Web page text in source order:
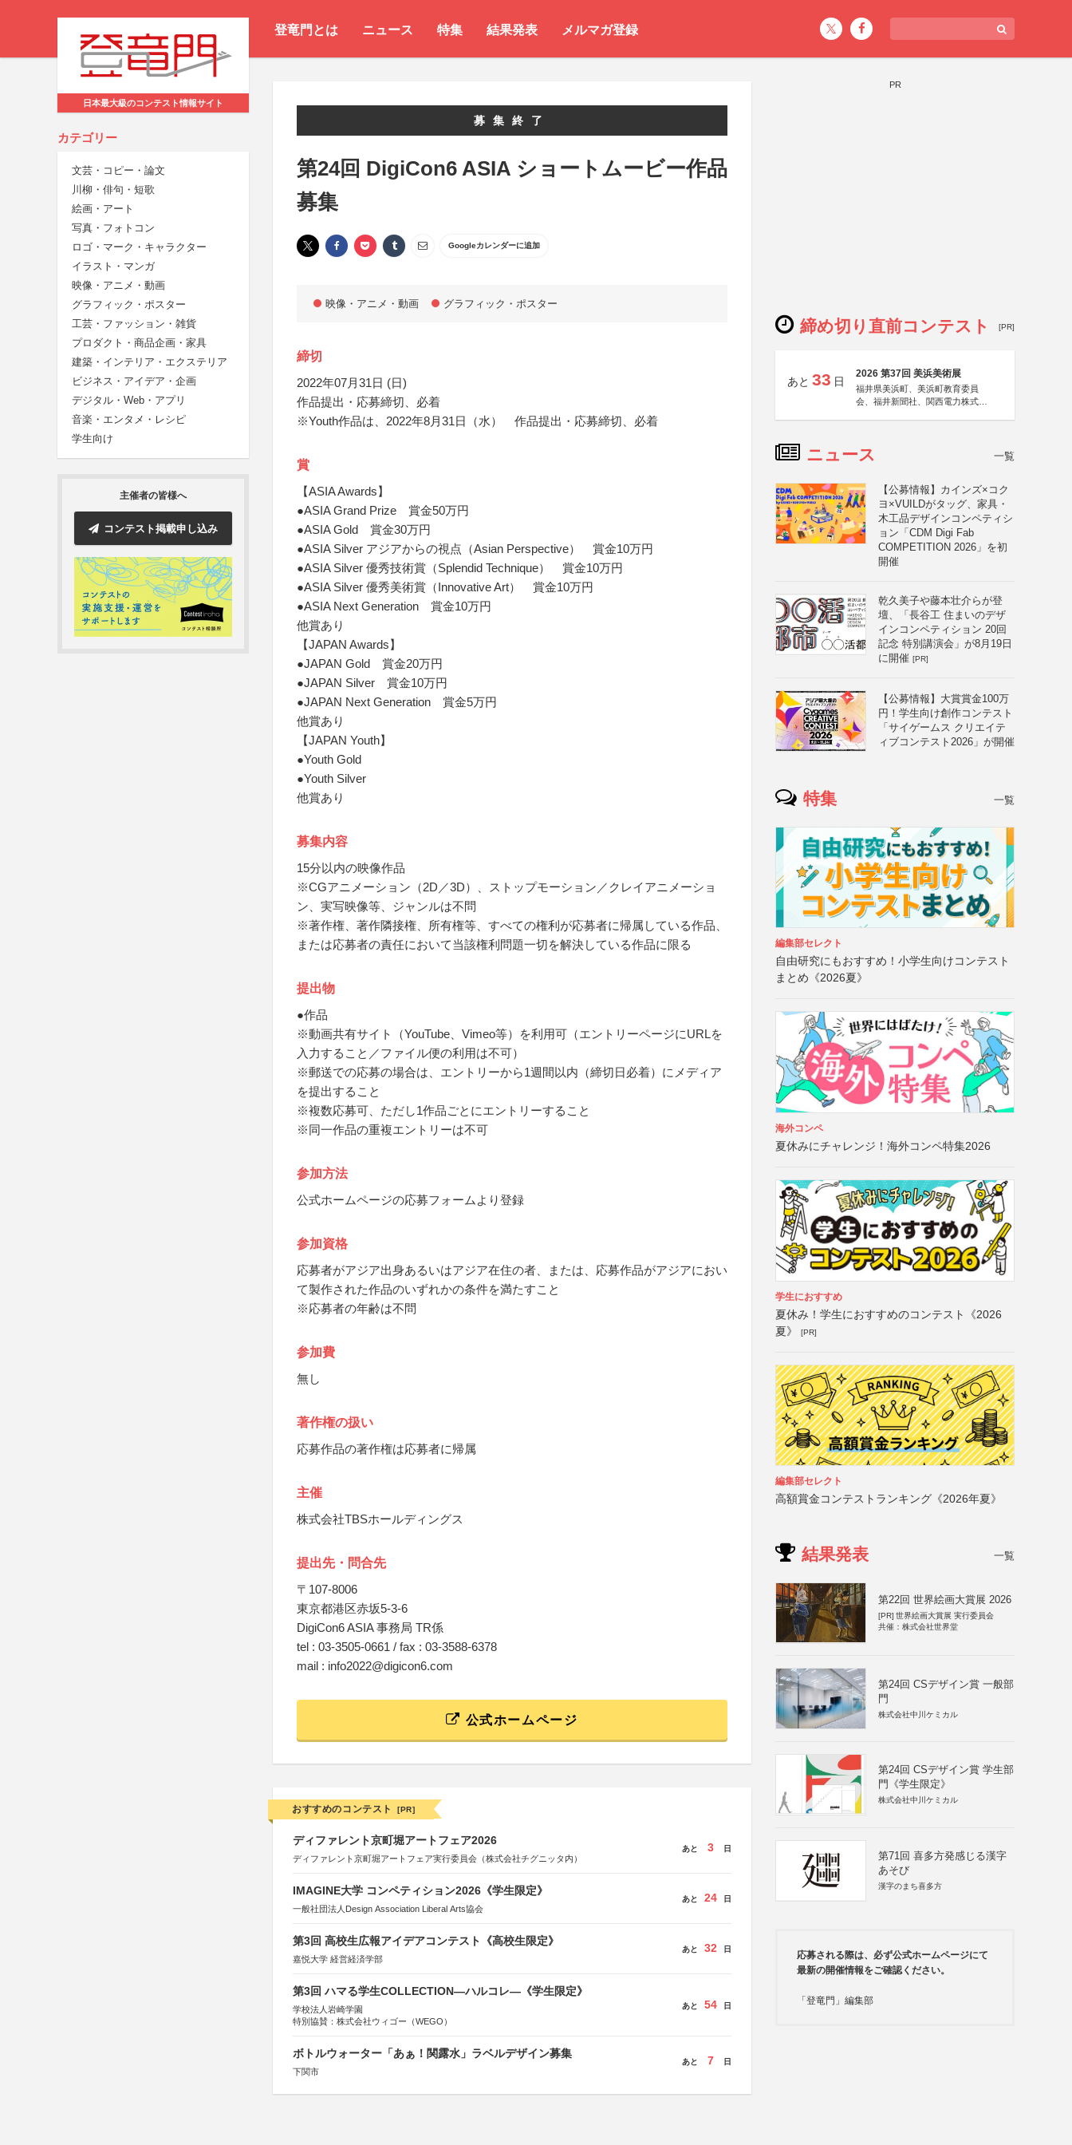
登竜門とは ニュース 特集 結果発表 メルマガ登録
日本最大級のコンテスト情報サイト
カテゴリー
文芸・コピー・論文
川柳・俳句・短歌
絵画・アート
写真・フォトコン
ロゴ・マーク・キャラクター
イラスト・マンガ
映像・アニメ・動画
グラフィック・ポスター
工芸・ファッション・雑貨
プロダクト・商品企画・家具
建築・インテリア・エクステリア
ビジネス・アイデア・企画
デジタル・Web・アプリ
音楽・エンタメ・レシピ
学生向け
主催者の皆様へ
コンテスト掲載申し込み
募集終了
第24回 DigiCon6 ASIA ショートムービー作品
募集
Googleカレンダーに追加
映像・アニメ・動画 グラフィック・ポスター
締切
2022年07月31日 (日)
作品提出・応募締切、必着
※Youth作品は、2022年8月31日（水） 作品提出・応募締切、必着
賞
【ASIA Awards】
●ASIA Grand Prize 賞金50万円
●ASIA Gold 賞金30万円
●ASIA Silver アジアからの視点（Asian Perspective） 賞金10万円
●ASIA Silver 優秀技術賞（Splendid Technique） 賞金10万円
●ASIA Silver 優秀美術賞（Innovative Art） 賞金10万円
●ASIA Next Generation 賞金10万円
他賞あり
【JAPAN Awards】
●JAPAN Gold 賞金20万円
●JAPAN Silver 賞金10万円
●JAPAN Next Generation 賞金5万円
他賞あり
【JAPAN Youth】
●Youth Gold
●Youth Silver
他賞あり
募集内容
15分以内の映像作品
※CGアニメーション（2D／3D）、ストップモーション／クレイアニメーショ
ン、実写映像等、ジャンルは不問
※著作権、著作隣接権、所有権等、すべての権利が応募者に帰属している作品、
または応募者の責任において当該権利問題一切を解決している作品に限る
提出物
●作品
※動画共有サイト（YouTube、Vimeo等）を利用可（エントリーページにURLを
入力すること／ファイル便の利用は不可）
※郵送での応募の場合は、エントリーから1週間以内（締切日必着）にメディア
を提出すること
※複数応募可、ただし1作品ごとにエントリーすること
※同一作品の重複エントリーは不可
参加方法
公式ホームページの応募フォームより登録
参加資格
応募者がアジア出身あるいはアジア在住の者、または、応募作品がアジアにおい
て製作された作品のいずれかの条件を満たすこと
※応募者の年齢は不問
参加費
無し
著作権の扱い
応募作品の著作権は応募者に帰属
主催
株式会社TBSホールディングス
提出先・問合先
〒107-8006
東京都港区赤坂5-3-6
DigiCon6 ASIA 事務局 TR係
tel : 03-3505-0661 / fax : 03-3588-6378
mail : info2022@digicon6.com
公式ホームページ
おすすめのコンテスト [PR]
ディファレント京町堀アートフェア2026
ディファレント京町堀アートフェア実行委員会（株式会社チグニッタ内）
あと 3 日
IMAGINE大学 コンペティション2026《学生限定》
一般社団法人Design Association Liberal Arts協会
あと 24 日
第3回 高校生広報アイデアコンテスト《高校生限定》
嘉悦大学 経営経済学部
あと 32 日
第3回 ハマる学生COLLECTION―ハルコレ―《学生限定》
学校法人岩崎学園
特別協賛：株式会社ウィゴー（WEGO）
あと 54 日
ボトルウォーター「あぁ！関露水」ラベルデザイン募集
下関市
あと 7 日
PR
締め切り直前コンテスト [PR]
あと 33 日
2026 第37回 美浜美術展
福井県美浜町、美浜町教育委員
会、福井新聞社、関西電力株式会
ニュース 一覧
【公募情報】カインズ×コク
ヨ×VUILDがタッグ、家具・
木工品デザインコンペティシ
ョン「CDM Digi Fab
COMPETITION 2026」を初
開催
乾久美子や藤本壮介らが登
壇、「長谷工 住まいのデザ
インコンペティション 20回
記念 特別講演会」が8月19日
に開催 [PR]
【公募情報】大賞賞金100万
円！学生向け創作コンテスト
「サイゲームス クリエイテ
ィブコンテスト2026」が開催
特集 一覧
編集部セレクト
自由研究にもおすすめ！小学生向けコンテスト
まとめ《2026夏》
海外コンペ
夏休みにチャレンジ！海外コンペ特集2026
学生におすすめ
夏休み！学生におすすめのコンテスト《2026
夏》
[PR]
編集部セレクト
高額賞金コンテストランキング《2026年夏》
結果発表 一覧
第22回 世界絵画大賞展 2026
[PR] 世界絵画大賞展 実行委員会
共催：株式会社世界堂
第24回 CSデザイン賞 一般部
門
株式会社中川ケミカル
第24回 CSデザイン賞 学生部
門《学生限定》
株式会社中川ケミカル
第71回 喜多方発感じる漢字
あそび
漢字のまち喜多方
応募される際は、必ず公式ホームページにて
最新の開催情報をご確認ください。
「登竜門」編集部